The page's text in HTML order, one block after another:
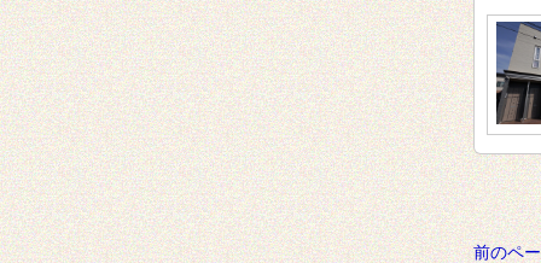
前のペ